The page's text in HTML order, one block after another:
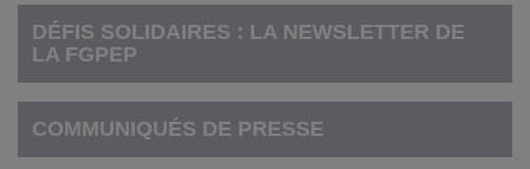
DÉFIS SOLIDAIRES : LA NEWSLETTER DE
LA FGPEP
COMMUNIQUÉS DE PRESSE